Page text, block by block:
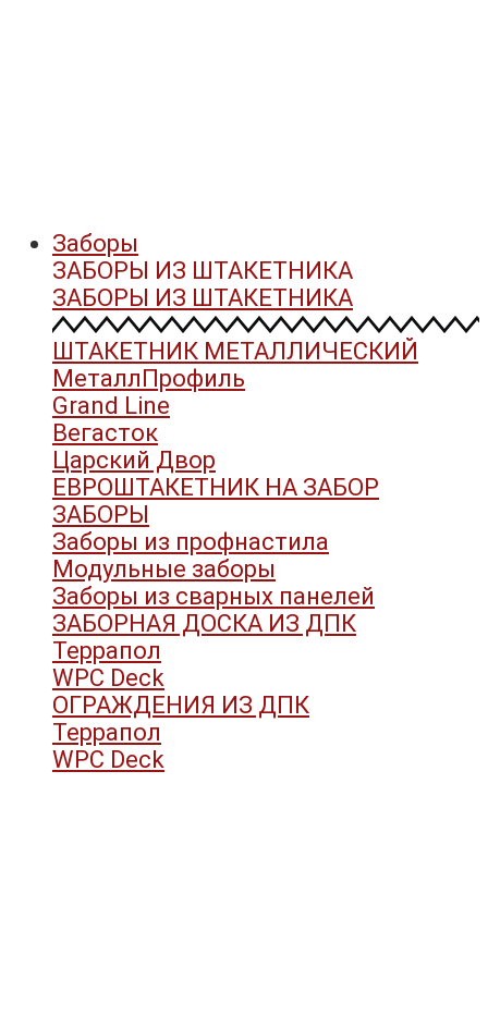
Заборы
ЗАБОРЫ ИЗ ШТАКЕТНИКА
ЗАБОРЫ ИЗ ШТАКЕТНИКА
ШТАКЕТНИК МЕТАЛЛИЧЕСКИЙ
МеталлПрофиль
Grand Line
Вегасток
Царский Двор
ЕВРОШТАКЕТНИК НА ЗАБОР
ЗАБОРЫ
Заборы из профнастила
Модульные заборы
Заборы из сварных панелей
ЗАБОРНАЯ ДОСКА ИЗ ДПК
Террапол
WPC Deck
ОГРАЖДЕНИЯ ИЗ ДПК
Террапол
WPC Deck